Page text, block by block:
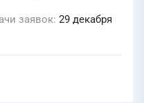
газа ТПП
ЦАУА (г.
31),
ООО
заявок 29 декабря